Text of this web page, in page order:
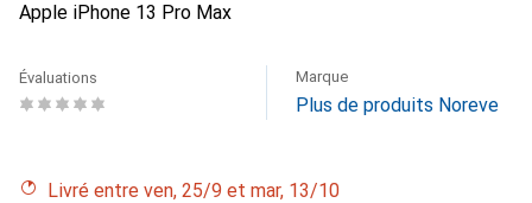
Apple iPhone 13 Pro Max
Évaluations Marque
Plus de produits Noreve
Livré entre ven, 25/9 et mar, 13/10